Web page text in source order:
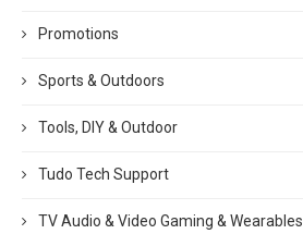
Promotions
Sports & Outdoors
Tools, DIY & Outdoor
Tudo Tech Support
TV Audio & Video Gaming & Wearables